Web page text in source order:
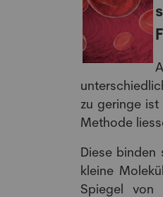
zu geringe ist
Methode
Diese binden
kleine
Spiegel von